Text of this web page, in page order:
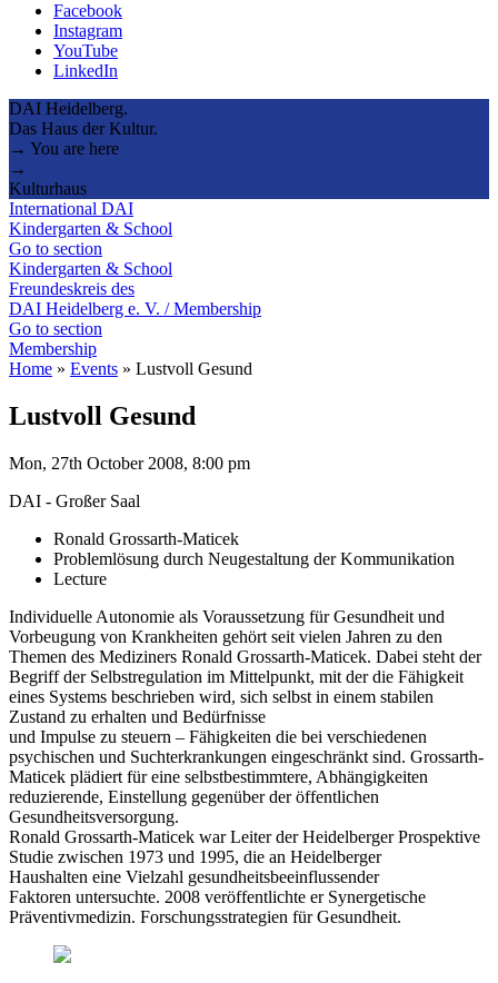
Facebook
Instagram
YouTube
LinkedIn
DAI Heidelberg.
Das Haus der Kultur.
→ You are here
→
Kulturhaus
International DAI
Kindergarten & School
Go to section
Kindergarten & School
Freundeskreis des
DAI Heidelberg e. V. / Membership
Go to section
Membership
Home » Events » Lustvoll Gesund
Lustvoll Gesund
Mon, 27th October 2008, 8:00 pm
DAI - Großer Saal
Ronald Grossarth-Maticek
Problemlösung durch Neugestaltung der Kommunikation
Lecture
Individuelle Autonomie als Voraussetzung für Gesundheit und
Vorbeugung von Krankheiten gehört seit vielen Jahren zu den
Themen des Mediziners Ronald Grossarth-Maticek. Dabei steht der
Begriff der Selbstregulation im Mittelpunkt, mit der die Fähigkeit
eines Systems beschrieben wird, sich selbst in einem stabilen
Zustand zu erhalten und Bedürfnisse
und Impulse zu steuern – Fähigkeiten die bei verschiedenen
psychischen und Suchterkrankungen eingeschränkt sind. Grossarth-
Maticek plädiert für eine selbstbestimmtere, Abhängigkeiten
reduzierende, Einstellung gegenüber der öffentlichen
Gesundheitsversorgung.
Ronald Grossarth-Maticek war Leiter der Heidelberger Prospektive
Studie zwischen 1973 und 1995, die an Heidelberger
Haushalten eine Vielzahl gesundheitsbeeinflussender
Faktoren untersuchte. 2008 veröffentlichte er Synergetische
Präventivmedizin. Forschungsstrategien für Gesundheit.